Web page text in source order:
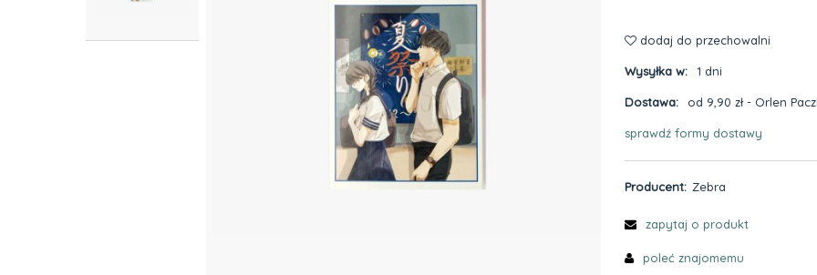
dodaj do przechowalni
Wysyłka w: 1 dni
Dostawa: od 9,90 zł - Orlen
Cena nie zawiera
sprawdź formy dostawy
Producent: Zebra
zapytaj o produkt
poleć znajomemu